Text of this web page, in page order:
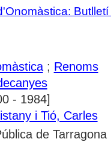
Butlletí
; Renoms
- 1984]
i Tió, Carles
de Tarragona